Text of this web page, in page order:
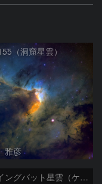
（洞窟星雲）
彦
フライングバット星雲（ケフェウス座）